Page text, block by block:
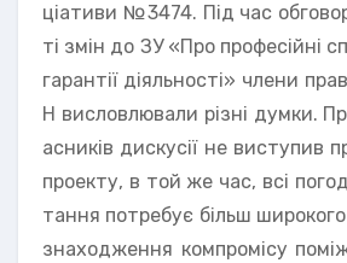
ціативи №3474. Під час
ті змін до ЗУ «Про професійні
гарантії діяльності» члени
Н висловлювали різні думки.
асників дискусії не виступив
проекту, в той же час, всі
тання потребує більш
знаходження компромісу